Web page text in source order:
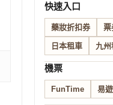
快速入口
藥妝折扣券 票
日本租車 九
機票
FunTime 易